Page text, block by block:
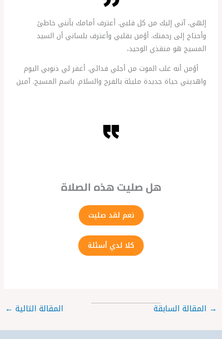
إلهي، آتي إليك من كل قلبي. أعترف أمامك بأنني خاطئ
وأحتاج إلى رحمتك. أؤمن بقلبي وأعترف بلساني أن السيد
المسيح هو منقذي الوحيد،
أؤمن أنه غلب الموت من أجلي فدائي. أغفر لي ذنوبي اليوم
واهديني حياة جديدة مليئة بالفرح والسلام. باسم المسيح. آمين
هل صليت هذه الصلاة
نعم لقد صليت
كلا لدي أسئلة
→ المقالة السابقة المقالة التالية ←